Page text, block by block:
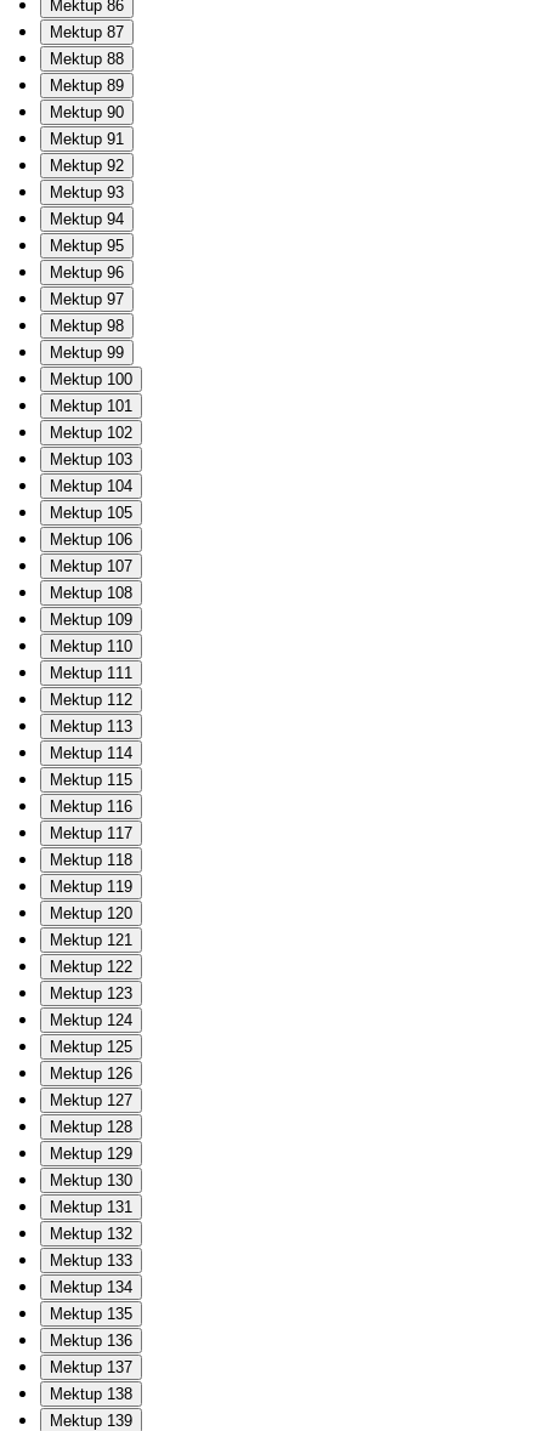
Mektup 86
Mektup 87
Mektup 88
Mektup 89
Mektup 90
Mektup 91
Mektup 92
Mektup 93
Mektup 94
Mektup 95
Mektup 96
Mektup 97
Mektup 98
Mektup 99
Mektup 100
Mektup 101
Mektup 102
Mektup 103
Mektup 104
Mektup 105
Mektup 106
Mektup 107
Mektup 108
Mektup 109
Mektup 110
Mektup 111
Mektup 112
Mektup 113
Mektup 114
Mektup 115
Mektup 116
Mektup 117
Mektup 118
Mektup 119
Mektup 120
Mektup 121
Mektup 122
Mektup 123
Mektup 124
Mektup 125
Mektup 126
Mektup 127
Mektup 128
Mektup 129
Mektup 130
Mektup 131
Mektup 132
Mektup 133
Mektup 134
Mektup 135
Mektup 136
Mektup 137
Mektup 138
Mektup 139